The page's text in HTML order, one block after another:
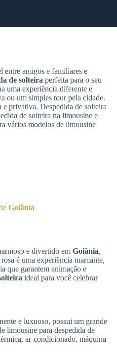
entre amigos e familiares e
de solteira perfeita para o seu
uma experiência diferente e
ou um simples tour pela cidade.
e privativa. Despedida de solteira
de solteira na limousine e
vários modelos de limousine
Goiânia
e divertido em Goiânia,
é uma experiência marcante,
que garantem animação e
ideal para você celebrar
e luxuoso, possui um grande
limousine para despedida de
ar-condicionado, máquina